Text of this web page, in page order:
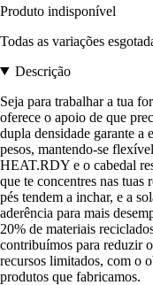
Produto indisponível
Todas as variações
Descrição
Seja para trabalhar a tua
oferece o apoio de que
dupla densidade garante a
pesos, mantendo-se
HEAT.RDY e o cabedal
que te concentres nas tuas
pés tendem a inchar, e a
aderência para mais
20% de materiais
contribuímos para reduzir
recursos limitados, com o
produtos que fabricamos.